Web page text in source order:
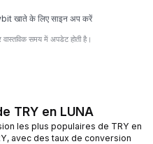
खाते के लिए साइन अप करें
समय में अपडेट होती है।
TRY en LUNA
les plus populaires de TRY en
avec des taux de conversion